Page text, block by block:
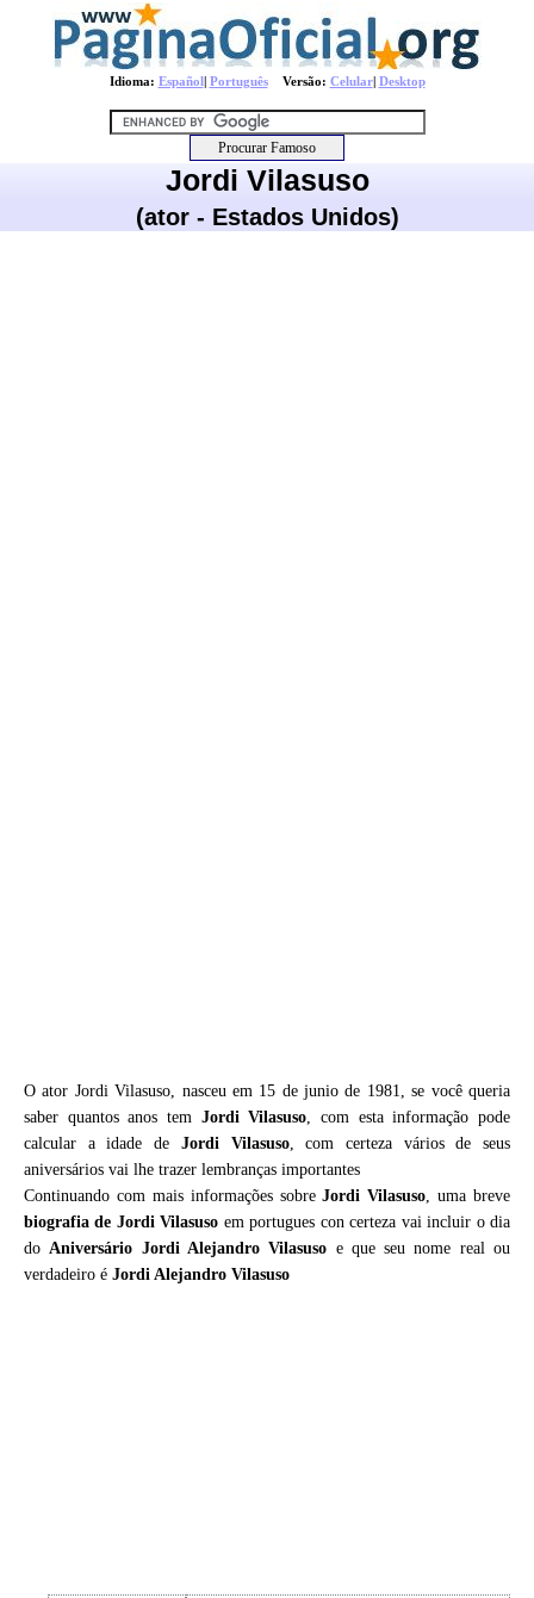
Idioma: Español| PortuguêsVersão: Celular| Desktop
Jordi Vilasuso
(ator - Estados Unidos)
O ator Jordi Vilasuso, nasceu em 15 de junio de 1981, se você queria
saber quantos anos tem Jordi Vilasuso, com esta informação pode
calcular a idade de Jordi Vilasuso, com certeza vários de seus
aniversários vai lhe trazer lembranças importantes
Continuando com mais informações sobreJordi Vilasuso, uma breve
biografia de Jordi Vilasuso em portugues con certeza vai incluir o dia
doAniversário Jordi Alejandro Vilasuso e que seu nome real ou
verdadeiro é Jordi Alejandro Vilasuso